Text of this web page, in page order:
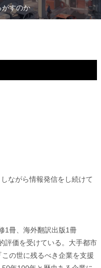
がすのか
ながら情報発信をし続けて
1冊、海外翻訳出版1冊
評価を受けている。大手都市
の世に残るべき企業を支援